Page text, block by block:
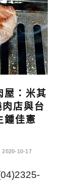
屋：米其
店與台
鍾佳憲
2020-10-17